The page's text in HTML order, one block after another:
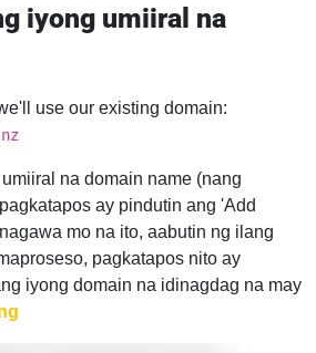
iyong umiiral na
use our existing domain:
umiiral na domain name (nang
ay pindutin ang 'Add
mo na ito, aabutin ng ilang
pagkatapos nito ay
iyong domain na idinagdag na may